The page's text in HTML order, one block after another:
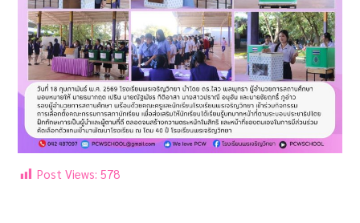
Post Views: 578